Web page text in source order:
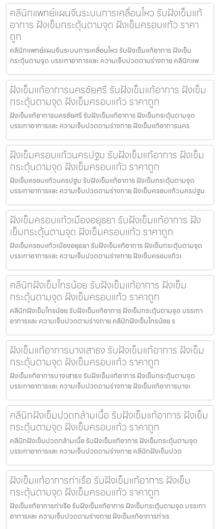
คลีนิกแพทย์แผนจีนระบบการเคลื่อนไหว รับฝังเข็มแก้
อาการ ฝังเข็มกระตุ้นตามจุด ฝังเข็มครอบแก้ว ราคา
ถูก
คลีนิกแพทย์แผนจีนระบบการเคลื่อนไหว รับฝังเข็มแก้อาการ ฝังเข็ม
กระตุ้นตามจุด บรรเทาอาการและ ความเจ็บปวดตามร่างกาย คลีนิกแพ
ฝังเข็มแก้อาการนครชัยศรี รับฝังเข็มแก้อาการ ฝังเข็ม
กระตุ้นตามจุด ฝังเข็มครอบแก้ว ราคาถูก
ฝังเข็มแก้อาการนครชัยศรี รับฝังเข็มแก้อาการ ฝังเข็มกระตุ้นตามจุด
บรรเทาอาการและ ความเจ็บปวดตามร่างกาย ฝังเข็มแก้อาการนคร
ฝังเข็มครอบแก้วนครปฐม รับฝังเข็มแก้อาการ ฝังเข็ม
กระตุ้นตามจุด ฝังเข็มครอบแก้ว ราคาถูก
ฝังเข็มครอบแก้วนครปฐม รับฝังเข็มแก้อาการ ฝังเข็มกระตุ้นตามจุด
บรรเทาอาการและ ความเจ็บปวดตามร่างกาย ฝังเข็มครอบแก้วนครปฐม
ฝังเข็มครอบแก้วเมืองอยุธยา รับฝังเข็มแก้อาการ ฝัง
เข็มกระตุ้นตามจุด ฝังเข็มครอบแก้ว ราคาถูก
ฝังเข็มครอบแก้วเมืองอยุธยา รับฝังเข็มแก้อาการ ฝังเข็มกระตุ้นตามจุด
บรรเทาอาการและ ความเจ็บปวดตามร่างกาย ฝังเข็มครอบแก้วเ
คลีนิกฝังเข็มไทรน้อย รับฝังเข็มแก้อาการ ฝังเข็ม
กระตุ้นตามจุด ฝังเข็มครอบแก้ว ราคาถูก
คลีนิกฝังเข็มไทรน้อย รับฝังเข็มแก้อาการ ฝังเข็มกระตุ้นตามจุด บรรเทา
อาการและ ความเจ็บปวดตามร่างกาย คลีนิกฝังเข็มไทรน้อย ร
ฝังเข็มแก้อาการบางเสาธง รับฝังเข็มแก้อาการ ฝังเข็ม
กระตุ้นตามจุด ฝังเข็มครอบแก้ว ราคาถูก
ฝังเข็มแก้อาการบางเสาธง รับฝังเข็มแก้อาการ ฝังเข็มกระตุ้นตามจุด
บรรเทาอาการและ ความเจ็บปวดตามร่างกาย ฝังเข็มแก้อาการบางเ
คลีนิกฝังเข็มปวดกล้ามเนื้อ รับฝังเข็มแก้อาการ ฝังเข็ม
กระตุ้นตามจุด ฝังเข็มครอบแก้ว ราคาถูก
คลีนิกฝังเข็มปวดกล้ามเนื้อ รับฝังเข็มแก้อาการ ฝังเข็มกระตุ้นตามจุด
บรรเทาอาการและ ความเจ็บปวดตามร่างกาย คลีนิกฝังเข็มปวด
ฝังเข็มแก้อาการท่าเรือ รับฝังเข็มแก้อาการ ฝังเข็ม
กระตุ้นตามจุด ฝังเข็มครอบแก้ว ราคาถูก
ฝังเข็มแก้อาการท่าเรือ รับฝังเข็มแก้อาการ ฝังเข็มกระตุ้นตามจุด บรรเทา
อาการและ ความเจ็บปวดตามร่างกาย ฝังเข็มแก้อาการท่าเร